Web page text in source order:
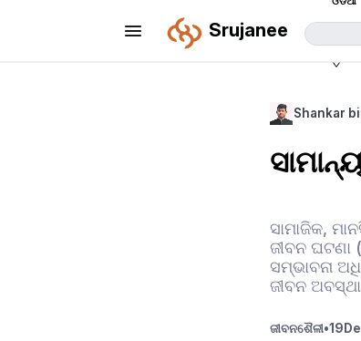
Srujanee
Shankar
ସାମାଜିକ,
ଜୀବନ ଘଟଣା
ସମ୍ଭାବନା
ଜୀବନ
ଜୀବନଶୈଳୀ•19